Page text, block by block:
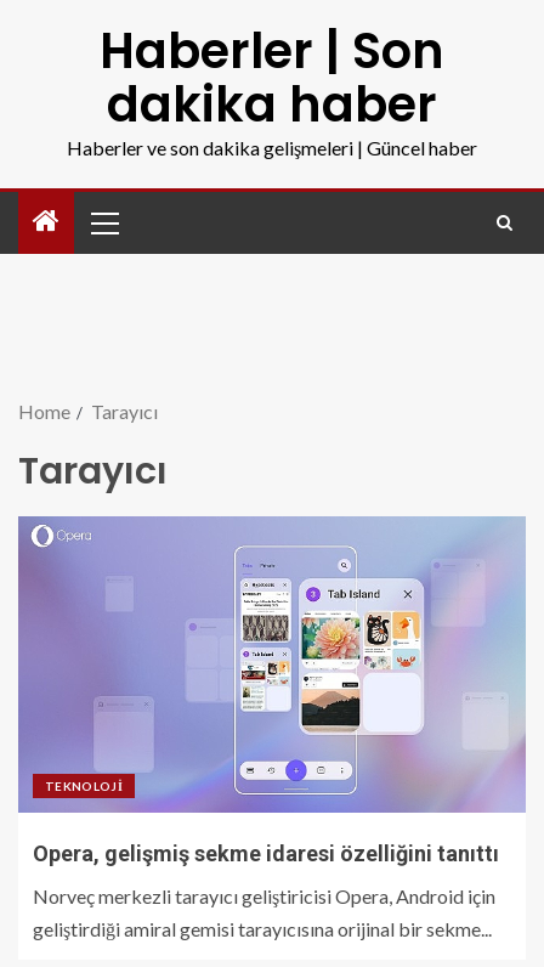
Haberler | Son
dakika haber
Haberler ve son dakika gelişmeleri | Güncel haber
Home Tarayıcı
Tarayıcı
TEKNOLOJI
Opera, gelişmiş sekme idaresi özelliğini tanıttı
Norveç merkezli tarayıcı geliştiricisi Opera, Android için
geliştirdiği amiral gemisi tarayıcısına orijinal bir sekme...